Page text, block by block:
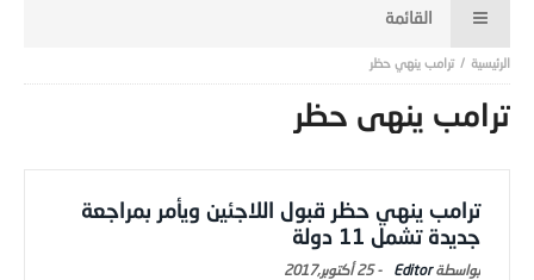
ترامب ينهي حظر
ترامب ينهي حظر
ترامب ينهي حظر قبول اللاجئين ويأمر بمراجعة
جديدة تشمل 11 دولة
Editor
-25 أكتوبر,2017